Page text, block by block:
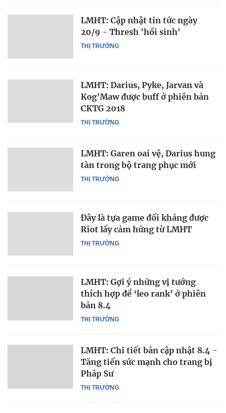
THỊ TRƯỜNG
LMHT: Cập nhật tin tức ngày
20/9 - Thresh 'hồi sinh'
THỊ TRƯỜNG
LMHT: Darius, Pyke, Jarvan và
Kog’Maw được buff ở phiên bản
CKTG 2018
THỊ TRƯỜNG
LMHT: Garen oai vệ, Darius hung
tàn trong bộ trang phục mới
THỊ TRƯỜNG
Đây là tựa game đối kháng được
Riot lấy cảm hứng từ LMHT
THỊ TRƯỜNG
LMHT: Gợi ý những vị tướng
thích hợp để ‘leo rank’ ở phiên
bản 8.4
THỊ TRƯỜNG
LMHT: Chi tiết bản cập nhật 8.4 -
Tăng tiến sức mạnh cho trang bị
Pháp Sư